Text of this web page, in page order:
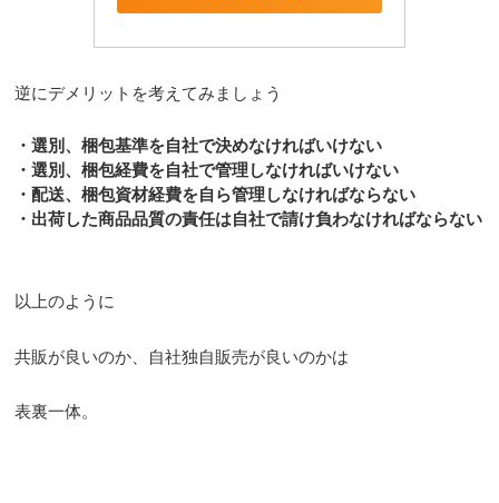
逆にデメリットを考えてみましょう
・選別、梱包基準を自社で決めなければいけない
・選別、梱包経費を自社で管理しなければいけない
・配送、梱包資材経費を自ら管理しなければならない
・出荷した商品品質の責任は自社で請け負わなければならない
以上のように
共販が良いのか、自社独自販売が良いのかは
表裏一体。